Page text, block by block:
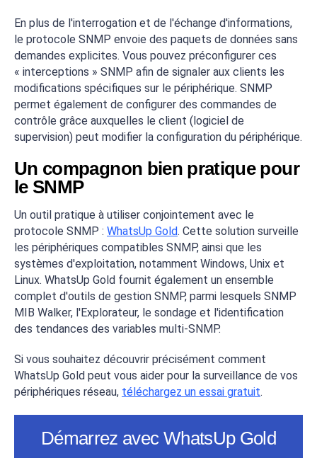
En plus de l'interrogation et de l'échange d'informations,
le protocole SNMP envoie des paquets de données sans
demandes explicites. Vous pouvez préconfigurer ces
« interceptions » SNMP afin de signaler aux clients les
modifications spécifiques sur le périphérique. SNMP
permet également de configurer des commandes de
contrôle grâce auxquelles le client (logiciel de
supervision) peut modifier la configuration du périphérique.
Un compagnon bien pratique pour
le SNMP
Un outil pratique à utiliser conjointement avec le
protocole SNMP : WhatsUp Gold. Cette solution surveille
les périphériques compatibles SNMP, ainsi que les
systèmes d'exploitation, notamment Windows, Unix et
Linux. WhatsUp Gold fournit également un ensemble
complet d'outils de gestion SNMP, parmi lesquels SNMP
MIB Walker, l'Explorateur, le sondage et l'identification
des tendances des variables multi-SNMP.
Si vous souhaitez découvrir précisément comment
WhatsUp Gold peut vous aider pour la surveillance de vos
périphériques réseau, téléchargez un essai gratuit.
Démarrez avec WhatsUp Gold